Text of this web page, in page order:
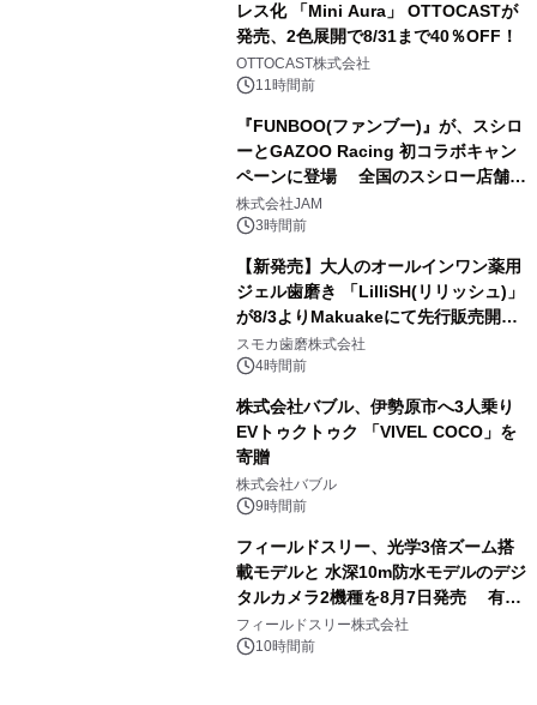
レス化 「Mini Aura」 OTTOCASTが
発売、2色展開で8/31まで40％OFF！
OTTOCAST株式会社
11時間前
『FUNBOO(ファンブー)』が、スシロ
ーとGAZOO Racing 初コラボキャン
ペーンに登場 全国のスシロー店舗で
GR 4車種の FUNBOO(ミニカー)付き
メニューが展開されます
株式会社JAM
3時間前
【新発売】大人のオールインワン薬用
ジェル歯磨き 「LilliSH(リリッシュ)」
が8/3よりMakuakeにて先行販売開
始！
スモカ歯磨株式会社
4時間前
株式会社バブル、伊勢原市へ3人乗り
EVトゥクトゥク 「VIVEL COCO」を
寄贈
株式会社バブル
9時間前
フィールドスリー、光学3倍ズーム搭
載モデルと 水深10m防水モデルのデジ
タルカメラ2機種を8月7日発売 有効
約1300万画素、用途別に選べるコンデ
ジ新登場
フィールドスリー株式会社
10時間前